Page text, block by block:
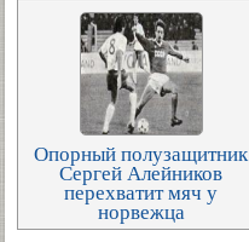
Опорный полузащитник
Сергей Алейников
перехватит мяч у
норвежца